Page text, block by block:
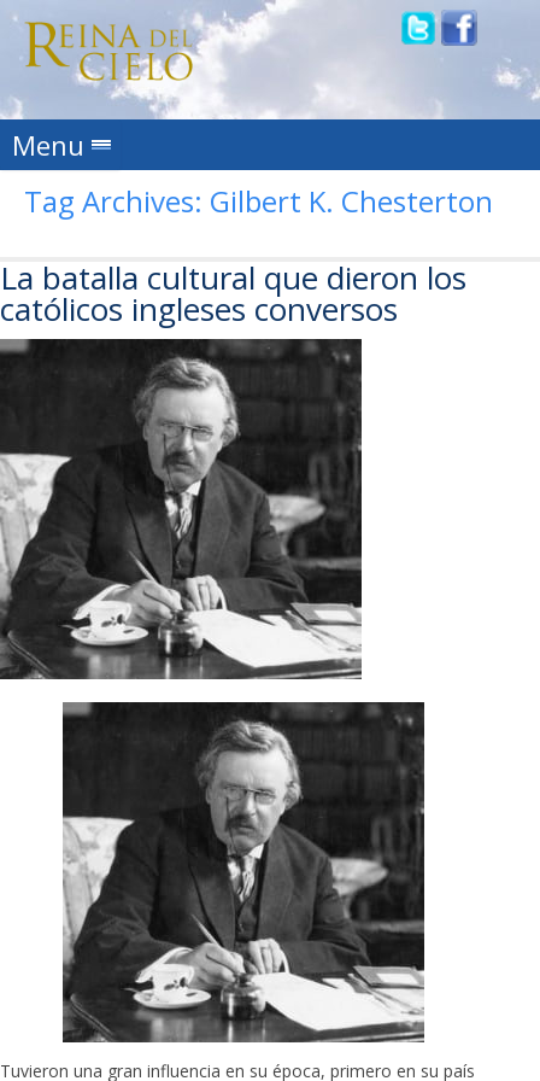
Menu Skip to content
Tag Archives: Gilbert K. Chesterton
La batalla cultural que dieron los
católicos ingleses conversos
Tuvieron una gran influencia en su época, primero en su país